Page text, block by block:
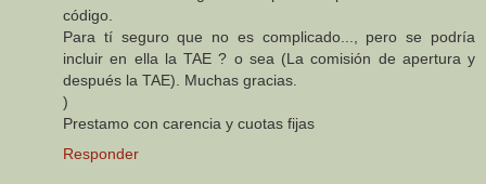
código.
Para tí seguro que no es complicado..., pero se podría
incluir en ella la TAE ? o sea (La comisión de apertura y
después la TAE). Muchas gracias.
)
Prestamo con carencia y cuotas fijas
Responder